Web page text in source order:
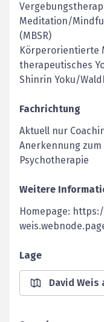
Meditation/
(MBSR)
Körperorientierte
therapeutisches
Shinrin Yoku/
Fachrichtung
Aktuell nur
Anerkennung
Psychotherapie
Weitere
Homepage:
Lage
David Weis